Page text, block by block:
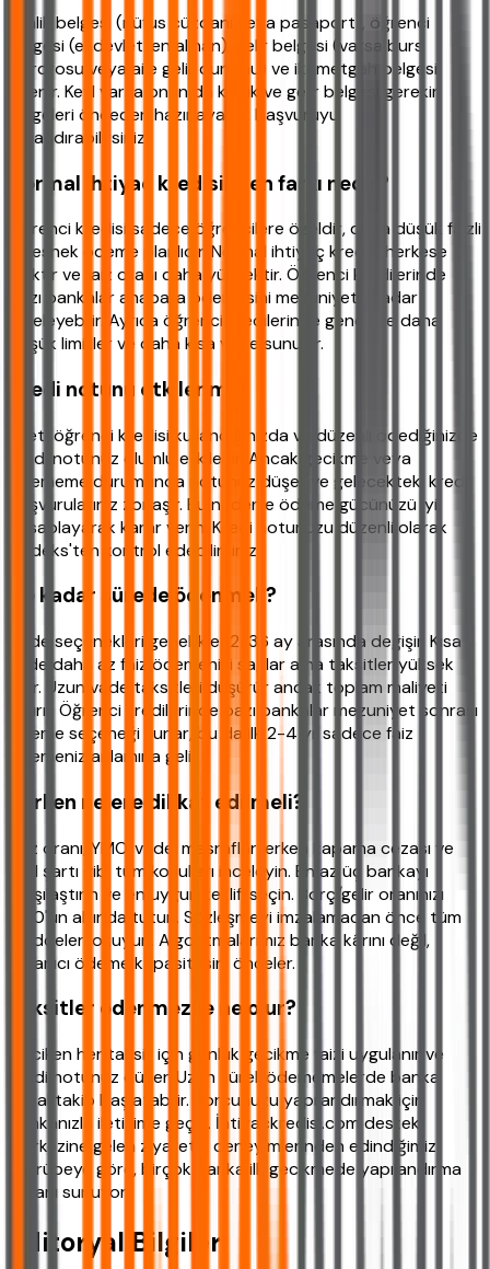
Kimlik belgesi (nüfus cüzdanı veya pasaport), öğrenci
belgesi (e-devletten alınan), gelir belgesi (varsa burs
bordrosu veya aile gelir durumu) ve ikametgah belgesi
istenir. Kefil varsa onun da kimlik ve gelir belgesi gerekir.
Belgeleri önceden hazırlayarak başvuruyu
hızlandırabilirsiniz.
Normal ihtiyaç kredisinden farkı nedir?
Öğrenci kredisi sadece öğrencilere özeldir, daha düşük faizli
ve esnek ödeme planlıdır. Normal ihtiyaç kredisi herkese
açıktır ve faiz oranı daha yüksektir. Öğrenci kredilerinde
bazı bankalar anapara ödemesini mezuniyete kadar
erteleyebilir. Ayrıca öğrenci kredilerinde genellikle daha
düşük limitler ve daha kısa vade sunulur.
Kredi notunu etkiler mi?
Evet, öğrenci kredisi kullandığınızda ve düzenli ödediğinizde
kredi notunuz olumlu etkilenir. Ancak gecikme veya
ödememe durumunda notunuz düşer ve gelecekteki kredi
başvurularınız zorlaşır. Bu nedenle ödeme gücünüzü iyi
hesaplayarak karar verin. Kredi notunuzu düzenli olarak
Findeks'ten kontrol edebilirsiniz.
Ne kadar sürede ödenmeli?
Vade seçenekleri genellikle 12-36 ay arasında değişir. Kısa
vade daha az faiz ödemenizi sağlar ama taksitler yüksek
olur. Uzun vade taksitleri düşürür ancak toplam maliyeti
artırır. Öğrenci kredilerinde bazı bankalar mezuniyet sonrası
ödeme seçeneği sunar, bu da ilk 2-4 yıl sadece faiz
ödemeniz anlamına gelir.
Alırken nelere dikkat edilmeli?
Faiz oranı, YMO, vade, masraflar, erken kapama cezası ve
kefil şartı gibi tüm koşulları inceleyin. En az üç bankayı
karşılaştırın ve en uygun teklifi seçin. Borç/gelir oranınızı
%30'un altında tutun. Sözleşmeyi imzalamadan önce tüm
maddeleri okuyun. Algoritmalarımız banka kârını değil,
kullanıcı ödeme kapasitesini önceler.
Taksitler ödenmezse ne olur?
Geciken her taksit için günlük gecikme faizi uygulanır ve
kredi notunuz düşer. Uzun süreli ödememelerde banka
yasal takip başlatabilir. Borcunuzu yapılandırmak için
bankanızla iletişime geçin. İhtiyackredisi.com destek
merkezine gelen ziyaretçi deneyimlerinden edindiğimiz
tecrübeye göre, birçok banka ilk gecikmede yapılandırma
imkanı sunuyor.
Editoryal Bilgiler